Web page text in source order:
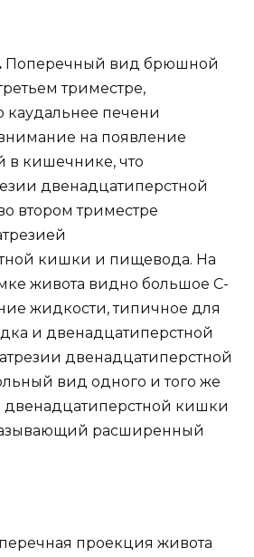
Поперечный вид брюшной
триместре,
каудальнее печени
на появление
в кишечнике, что
двенадцатиперстной
втором триместре
кишки и пищевода. На
живота видно большое С-
жидкости, типичное для
и двенадцатиперстной
двенадцатиперстной
вид одного и того же
двенадцатиперстной кишки
расширенный
проекция живота